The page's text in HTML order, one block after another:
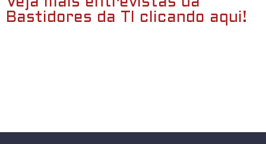
Bastidores da TI clicando aqui!